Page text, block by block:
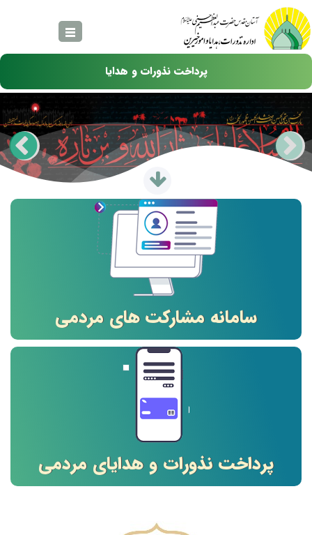
رفتن به محتوای اصلی
پرداخت نذورات و هدایا
سامانه مشارکت های مردمی
پرداخت نذورات و هدایای مردمی